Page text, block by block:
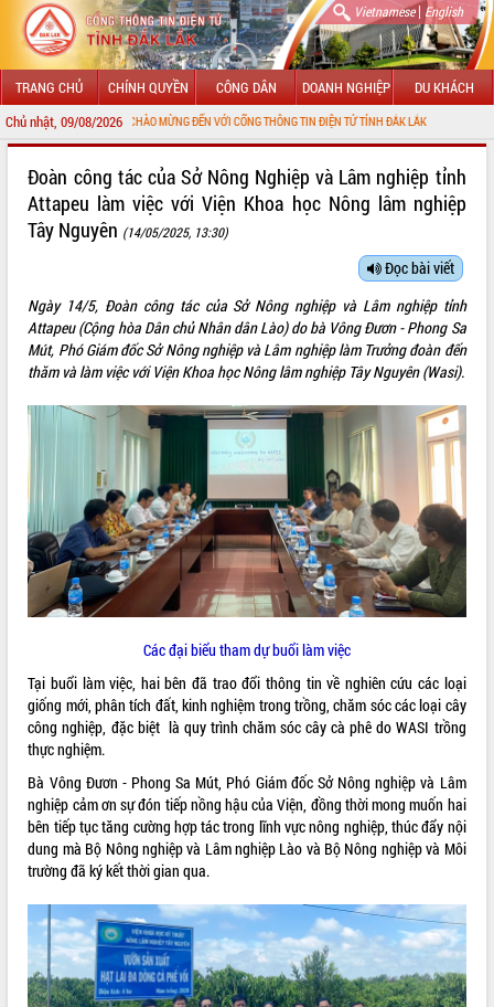
Vietnamese| English
TRANG CHỦ CHÍNH QUYỀN CÔNG DÂN DOANH NGHIỆP DU KHÁCH
Chủ nhật, 09/08/2026CHÀO MỪNG ĐẾN VỚI CỔNG THÔNG TIN ĐIỆN TỬ TỈNH ĐẮK LẮK
LÃNH ĐẠO UBND TỈNH
SỞ, BAN, NGÀNH
UBND CÁC XÃ, PHƯỜNG
HỆ THỐNG VĂN BẢN
VĂN BẢN HĐND TỈNH
ĐIỂM TIN VĂN BẢN
QUY HOẠCH - KẾ HOẠCH
Đoàn công tác của Sở Nông Nghiệp và Lâm nghiệp tỉnh
Attapeu làm việc với Viện Khoa học Nông lâm nghiệp
Tây Nguyên (14/05/2025, 13:30)
Đọc bài viết
Ngày 14/5, Đoàn công tác của Sở Nông nghiệp và Lâm nghiệp tỉnh
Attapeu (Cộng hòa Dân chủ Nhân dân Lào) do bà Vông Đươn - Phong Sa
Mút, Phó Giám đốc Sở Nông nghiệp và Lâm nghiệp làm Trưởng đoàn đến
thăm và làm việc với Viện Khoa học Nông lâm nghiệp Tây Nguyên (Wasi).
Các đại biểu tham dự buổi làm việc
Tại buổi làm việc, hai bên đã trao đổi thông tin về nghiên cứu các loại
giống mới, phân tích đất, kinh nghiệm trong trồng, chăm sóc các loại cây
công nghiệp, đặc biệt là quy trình chăm sóc cây cà phê do WASI trồng
thực nghiệm.
Bà Vông Đươn - Phong Sa Mút, Phó Giám đốc Sở Nông nghiệp và Lâm
nghiệp cảm ơn sự đón tiếp nồng hậu của Viện, đồng thời mong muốn hai
bên tiếp tục tăng cường hợp tác trong lĩnh vực nông nghiệp, thúc đẩy nội
dung mà Bộ Nông nghiệp và Lâm nghiệp Lào và Bộ Nông nghiệp và Môi
trường đã ký kết thời gian qua.